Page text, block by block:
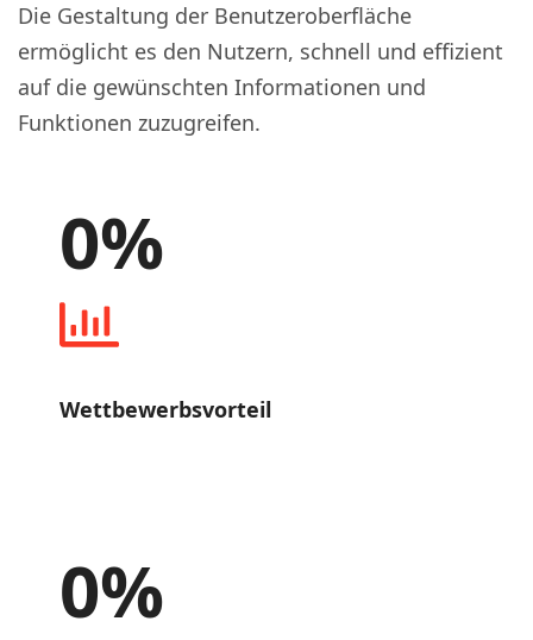
Die Gestaltung der Benutzeroberfläche
ermöglicht es den Nutzern, schnell und effizient
auf die gewünschten Informationen und
Funktionen zuzugreifen.
0%
Wettbewerbsvorteil
0%